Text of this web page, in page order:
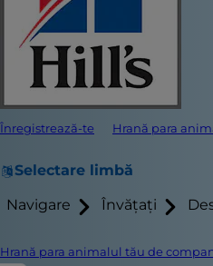
Înregistrează-te Hrană para
Selectare limbă
Navigare Învățați
Hrană para animalul tău de